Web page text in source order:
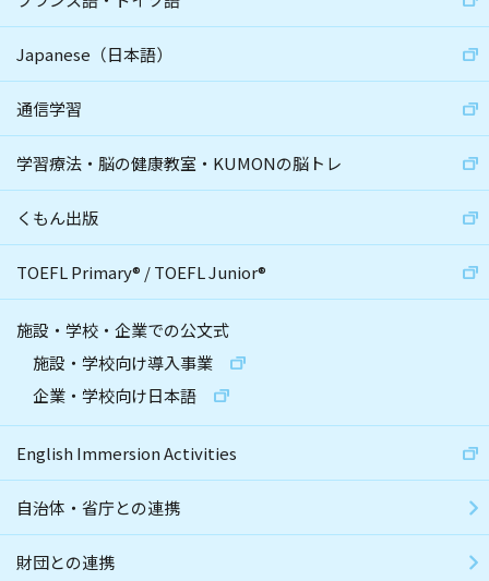
Japanese（日本語）
通信学習
学習療法・脳の健康教室・KUMONの脳トレ
くもん出版
TOEFL Primary® /TOEFL Junior®
施設・学校・企業での公文式
施設・学校向け導入事業
企業・学校向け日本語
English Immersion Activities
自治体・省庁との連携
財団との連携